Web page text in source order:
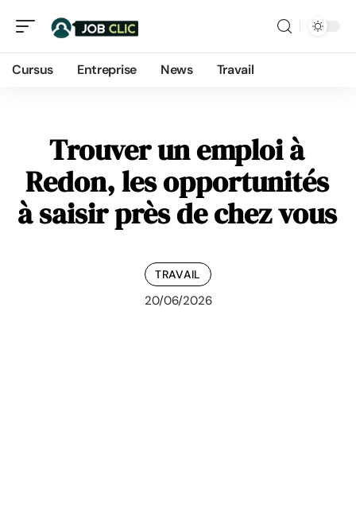
Cursus Entreprise News Travail
Trouver un emploi à
Redon, les opportunités
à saisir près de chez vous
TRAVAIL
20/06/2026